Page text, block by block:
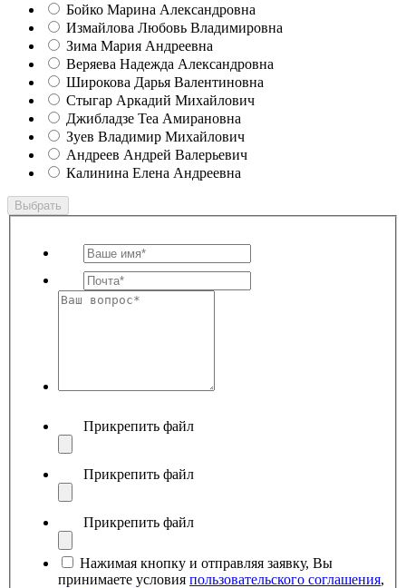
Бойко Марина Александровна
Измайлова Любовь Владимировна
Зима Мария Андреевна
Веряева Надежда Александровна
Широкова Дарья Валентиновна
Стыгар Аркадий Михайлович
Джибладзе Теа Амирановна
Зуев Владимир Михайлович
Андреев Андрей Валерьевич
Калинина Елена Андреевна
Выбрать
Прикрепить файл
Прикрепить файл
Прикрепить файл
Нажимая кнопку и отправляя заявку, Вы
принимаете условия пользовательского соглашения,